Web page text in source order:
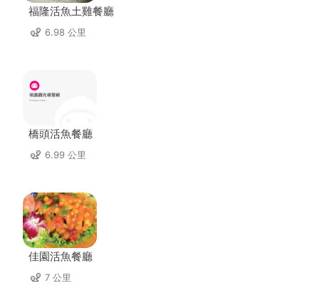
福隆活魚土雞餐廳
6.98 公里
橋頭活魚餐廳
6.99 公里
佳園活魚餐廳
7 公里